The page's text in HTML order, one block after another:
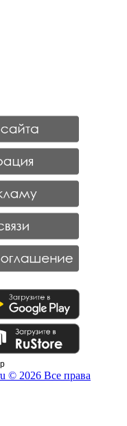
© 2026 Все права